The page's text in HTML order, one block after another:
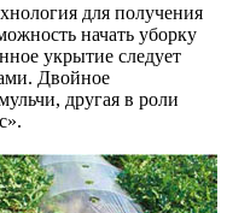
для получения
начать уборку
укрытие следует
Двойное
другая в роли